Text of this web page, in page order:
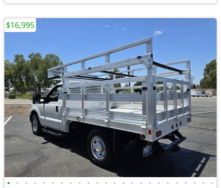
• • • • • • • • • • • • • • • • • • • • • • • •
$16,995